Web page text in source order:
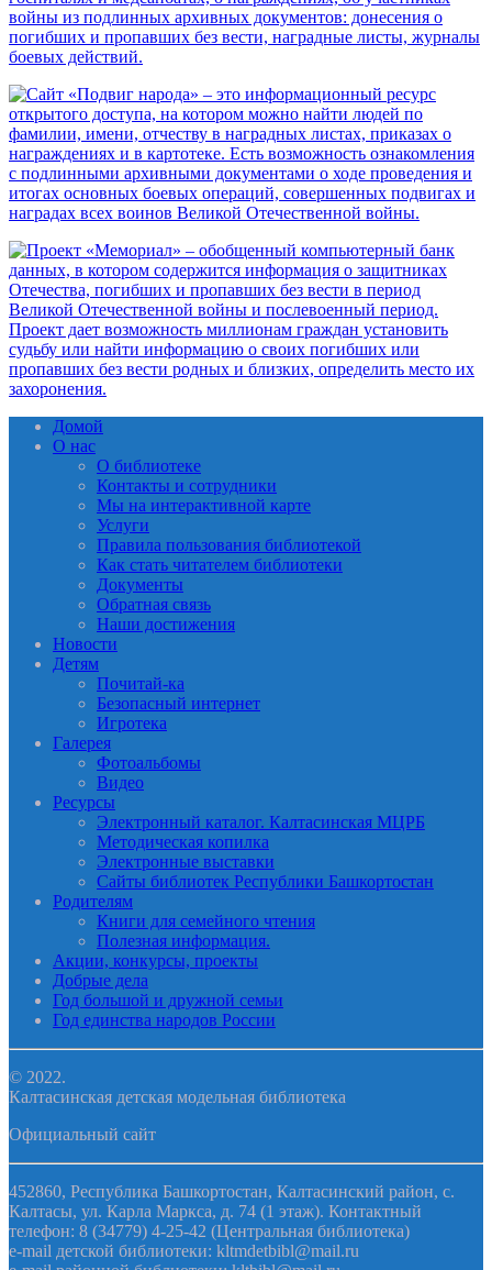
Домой
О нас
О библиотеке
Контакты и сотрудники
Мы на интерактивной карте
Услуги
Правила пользования библиотекой
Как стать читателем библиотеки
Документы
Обратная связь
Наши достижения
Новости
Детям
Почитай-ка
Безопасный интернет
Игротека
Галерея
Фотоальбомы
Видео
Ресурсы
Электронный каталог. Калтасинская МЦРБ
Методическая копилка
Электронные выставки
Сайты библиотек Республики Башкортостан
Родителям
Книги для семейного чтения
Полезная информация.
Акции, конкурсы, проекты
Добрые дела
Год большой и дружной семьи
Год единства народов России
© 2022.
Калтасинская детская модельная библиотека
Официальный сайт
452860, Республика Башкортостан, Калтасинский район, с.
Калтасы, ул. Карла Маркса, д. 74 (1 этаж). Контактный
телефон: 8 (34779) 4-25-42 (Центральная библиотека)
e-mail детской библиотеки: kltmdetbibl@mail.ru